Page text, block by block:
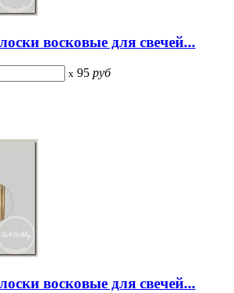
восковые для свечей...
x 95 руб
восковые для свечей...